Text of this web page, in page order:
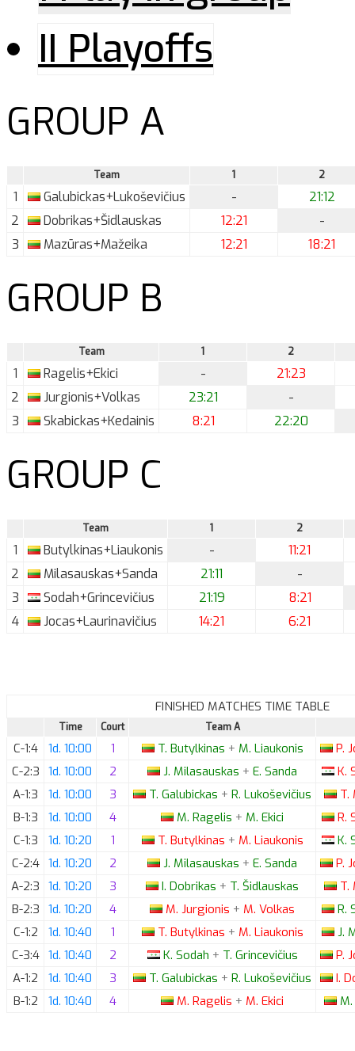
II Playoffs
GROUP A
Team 1 2
1 Galubickas+Lukoševičius -
21:12
2
Dobrikas+Šidlauskas 12:21
-
3
Mazūras+Mažeika 12:21 18:21
GROUP B
Team 1 2
1 Ragelis+Ekici -
21:23
2
Jurgionis+Volkas 23:21
-
3
Skabickas+Kedainis 8:21 22:20
GROUP C
Team 1 2
1 Butylkinas+Liaukonis -
11:21
2
Milasauskas+Sanda 21:11
-
3
Sodah+Grincevičius 21:19
8:21
4
Jocas+Laurinavičius 14:21 6:21
FINISHED MATCHES TIME TABLE
Time Court Team A
C-1:4 1d. 10:00 1 T. Butylkinas + M. Liaukonis P.
C-2:3 1d. 10:00 2 J. Milasauskas + E. Sanda K.
A-1:3
1d. 10:00 3 T. Galubickas + R. Lukoševičius T.
B-1:3
1d. 10:00 4 M. Ragelis + M. Ekici R.
C-1:3
1d. 10:20 1 T. Butylkinas + M. Liaukonis K.
C-2:4 1d. 10:20 2 J. Milasauskas + E. Sanda P.
A-2:3 1d. 10:20 3 I. Dobrikas + T. Šidlauskas T.
B-2:3 1d. 10:20 4 M. Jurgionis + M. Volkas R.
C-1:2
1d. 10:40 1 T. Butylkinas + M. Liaukonis J.
C-3:4 1d. 10:40 2 K. Sodah + T. Grincevičius P.
A-1:2
1d. 10:40 3 T. Galubickas + R. Lukoševičius I.
B-1:2
1d. 10:40 4 M. Ragelis + M. Ekici M.